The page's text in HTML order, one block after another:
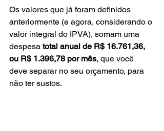
Os valores que já foram definidos
anteriormente (e agora, considerando o
valor integral do IPVA), somam uma
despesa total anual de R$ 16.761,36,
ou R$ 1.396,78 por mês, que você
deve separar no seu orçamento, para
não ter sustos.